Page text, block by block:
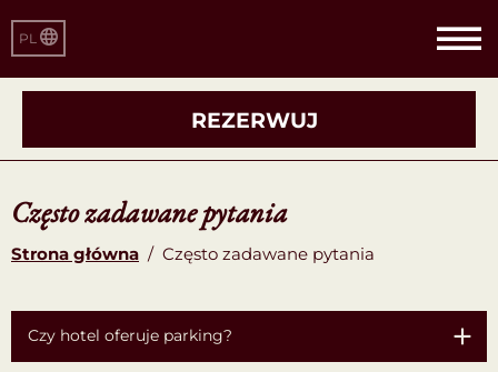
REZERWUJ
PL
Często zadawane pytania
Strona główna / Często zadawane pytania
Czy hotel oferuje parking?